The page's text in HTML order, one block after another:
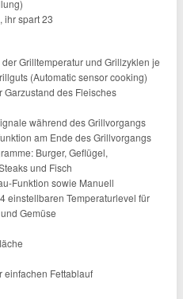
ihr spart 23
Grilltemperatur und Grillzyklen je
(Automatic sensor cooking)
Garzustand des Fleisches
während des Grillvorgangs
am Ende des Grillvorgangs
Burger, Geflügel,
und Fisch
Funktion sowie Manuell
einstellbaren Temperaturlevel für
Gemüse
einfachen Fettablauf